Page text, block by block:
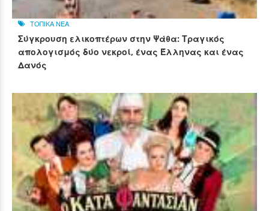
ΤΟΠΙΚΑ ΝΕΑ
Σύγκρουση ελικοπτέρων στην Ψάθα: Τραγικός
απολογισμός δύο νεκροί, ένας Έλληνας και ένας
Δανός